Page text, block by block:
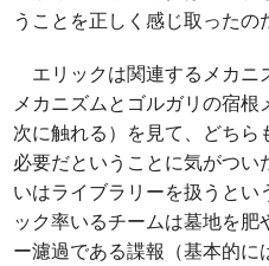
うことを正しく感じ取ったの
エリックは関連するメカニ
メカニズムとゴルガリの宿
次に触れる）を見て、どち
必要だということに気がつ
いはライブラリーを扱うとい
ック率いるチームは墓地を肥
ー濾過である諜報（基本的